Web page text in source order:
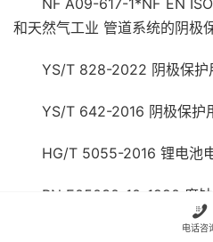
NF A09-617-1*NF EN
和天然气工业 管道系统的阴极
YS/T 828-2022 阴极保护
YS/T 642-2016 阴极保护
HG/T 5055-2016 锂电池
PN E05030-10-1990 腐

电话咨